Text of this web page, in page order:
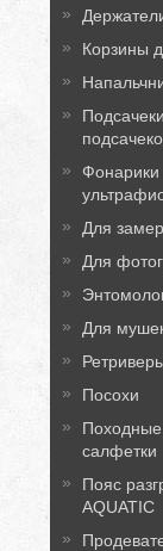
Корзины
Фонарики
Для
Для
Для
Посохи
салфетки
Пояс
AQUATIC